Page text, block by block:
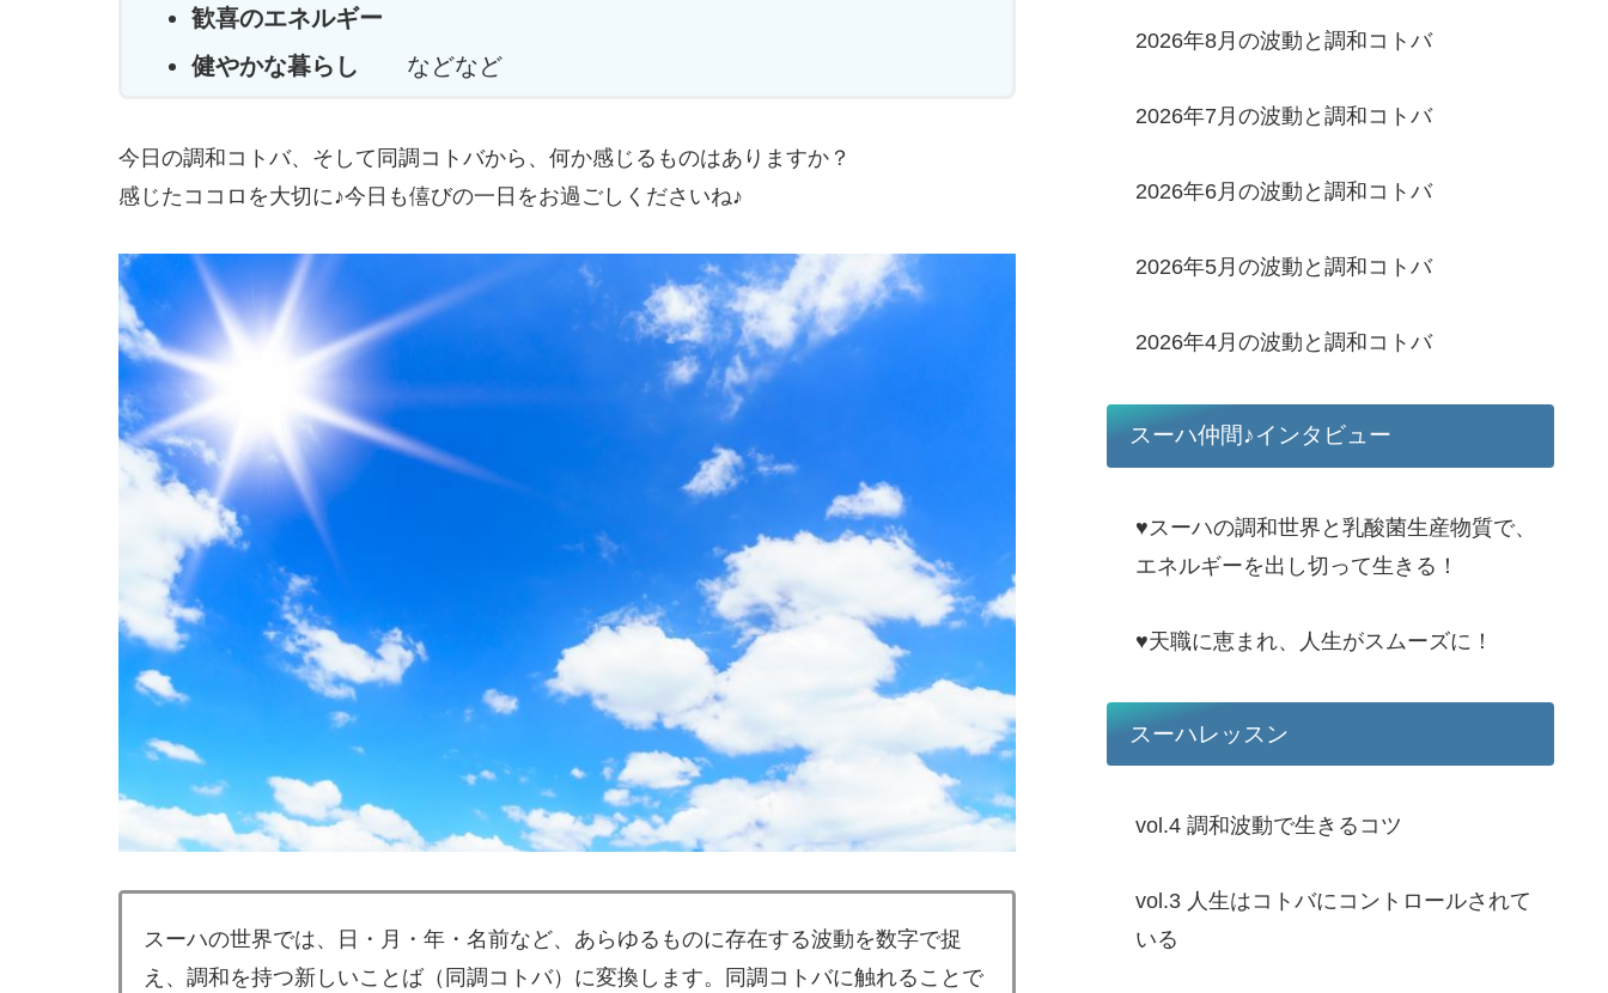
歓喜のエネルギー
健やかな暮らし
などなど
今日の調和コトバ、そして同調コトバから、何か感じるものはありますか？
感じたココロを大切に♪今日も僖びの一日をお過ごしくださいね♪
スーハの世界では、日・月・年・名前など、あらゆるものに存在する波動を数字で捉
え、調和を持つ新しいことば（同調コトバ）に変換します。同調コトバに触れることで
2026年8月の波動と調和コトバ
2026年7月の波動と調和コトバ
2026年6月の波動と調和コトバ
2026年5月の波動と調和コトバ
2026年4月の波動と調和コトバ
スーハ仲間♪インタビュー
♥スーハの調和世界と乳酸菌生産物質で、
エネルギーを出し切って生きる！
♥天職に恵まれ、人生がスムーズに！
スーハレッスン
vol.4 調和波動で生きるコツ
vol.3 人生はコトバにコントロールされて
いる